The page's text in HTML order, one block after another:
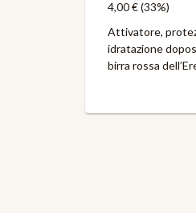
4,00 €(33%)
Attivatore,
idratazione
birra rossa